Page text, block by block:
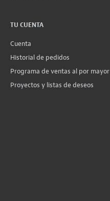
TU CUENTA
Cuenta
Historial de pedidos
Programa de ventas al por mayor
Proyectos y listas de deseos